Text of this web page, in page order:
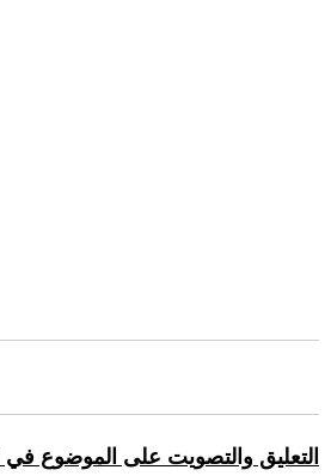
التعليق والتصويت على الموضوع في